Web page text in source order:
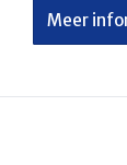
Meer